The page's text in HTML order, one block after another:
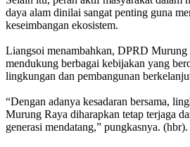
daya alam dinilai sangat penting guna
keseimbangan ekosistem.
Liangsoi menambahkan, DPRD Murung
mendukung berbagai kebijakan yang
lingkungan dan pembangunan
“Dengan adanya kesadaran bersama,
Murung Raya diharapkan tetap terjaga
generasi mendatang,” pungkasnya. (hbr).